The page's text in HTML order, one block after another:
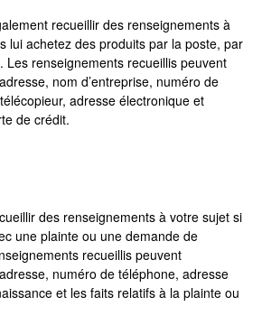
recueillir des renseignements à
lui achetez des produits par la poste, par
Les renseignements recueillis peuvent
nom d’entreprise, numéro de
adresse électronique et
de crédit.
des renseignements à votre sujet si
une plainte ou une demande de
recueillis peuvent
numéro de téléphone, adresse
et les faits relatifs à la plainte ou